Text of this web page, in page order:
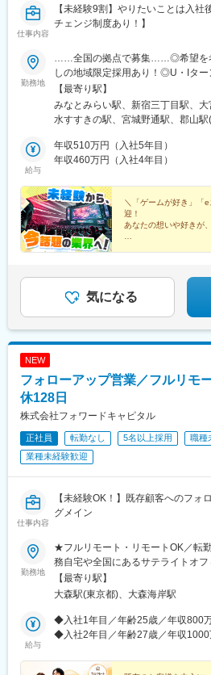
仕事内容
【未経験9割】やりたいことは入
チェンジ制度あり！】
勤務地
……全国の拠点で募集……◎希望を
しの地域限定採用あり！◎U・Iター
道、宮城、福島■関東／東京、神奈
近畿／大阪、京都、兵庫■中四国／
島、沖縄※受動喫煙対策：屋内全面
【最寄り駅】
みなとみらい駅、新宿三丁目駅、
水すすきの駅、宮城野通駅、郡山
駅、県庁前駅(沖縄県)、町田駅、八
模線)、春日部駅、栄町駅(千葉県)、
駅、七条駅、袋町駅、櫛田神社前駅
石上駅、海老名駅(相鉄・小田急)、
駅、新宿駅(東京メトロ)、大神宮下
鉄)、名鉄名古屋駅、北新地駅、五
市役所前駅(愛媛県)、祇園駅(福岡
給与
年収510万円（入社5年目）
年収460万円（入社4年目）
＼「ゲームが好き」「
迎！
あなたの想いや好きが
◆充実した研修制度
◆残業月5h以内
気になる
NEW
フォローアップ営業／フルリモ
休128日
株式会社フォワードキャピタル
正社員 転勤なし 5名以上採用
職種
業種未経験歓迎
仕事内容
【未経験OK！】既存顧客へのフォ
グメイン
勤務地
★フルリモート・リモートOK／転
務自宅や全国にあるサテライトオフ
イトオフィスは駅から徒歩5分ほど
所を選んで、自由にテレワークもで
【最寄り駅】
大森駅(東京都)、大森海岸駅
給与
◆入社1年目／年齢25歳／年収800
◆入社2年目／年齢27歳／年収1000